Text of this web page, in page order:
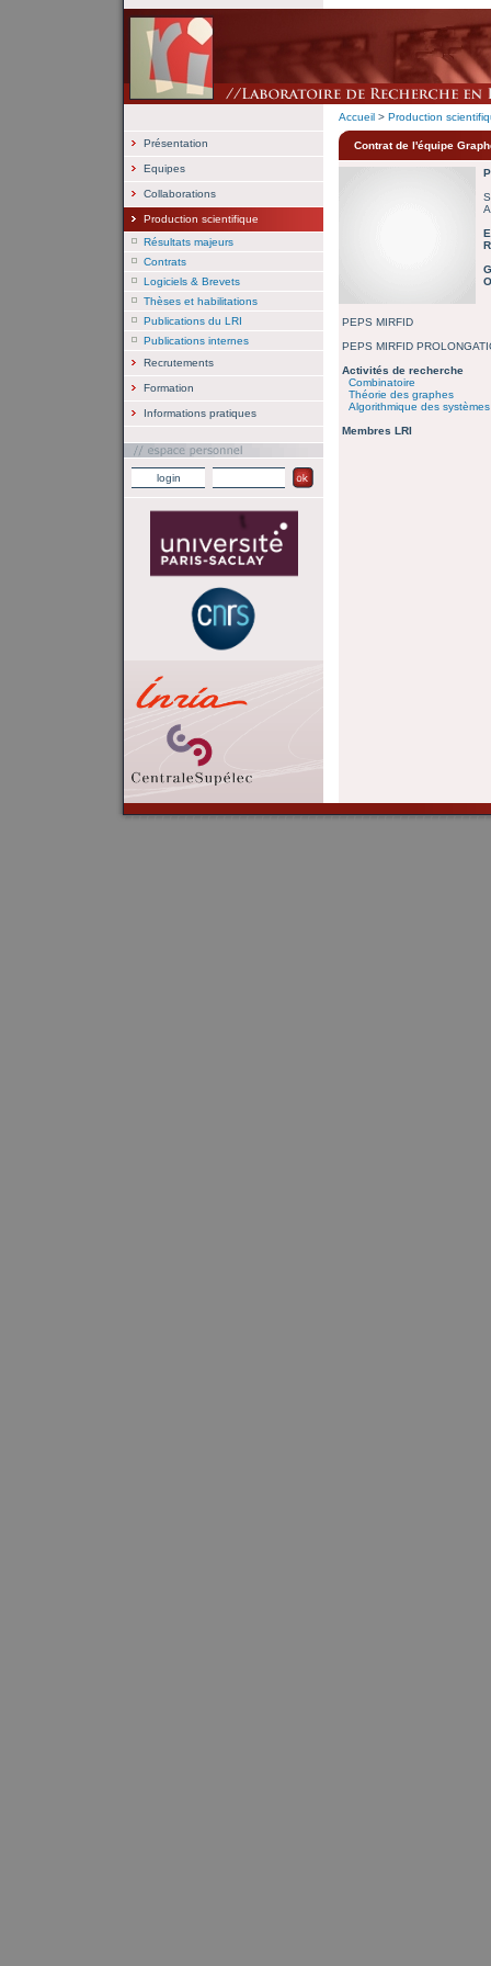
Accueil > Production
Présentation
Equipes
Collaborations
Production scientifique
Résultats majeurs
Contrats
Logiciels & Brevets
Thèses et habilitations
Publications du LRI
Publications internes
Recrutements
Formation
Informations pratiques
Contrat de l'équipe
PEPS MIRFID
PEPS MIRFID
Activités de recherche
Combinatoire
Théorie des graphes
Algorithmique des
Membres LRI